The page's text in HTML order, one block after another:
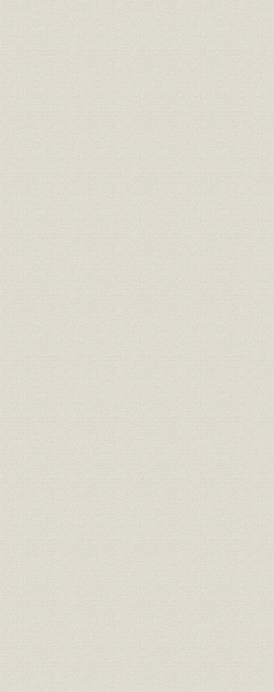
ループ線工事
(3) 熱海線の建設工事
線路選定
線路の情勢
工事の概況
丹那隧道
4 中部地方
(1) 概要
(2) 高山線の建設工事
(3) 飛越線の建設工事
5 近畿地方
(1) 概要
(2) 紀勢線の建設工事
6 中国地方
(1) 概要
(2) 姫津線の建設工事
7 四国地方
(1) 概要
(2) 土讃線の建設工事
8 九州地方
(1) 概要
(2) 日豊北線の建設工事
(3) 日豊南線の建設工事
(4) 佐賀線の建設工事
工事の概況
筑後川および花宗川可動橋
筑後川橋梁可動装置
花宗川橋梁可動装置